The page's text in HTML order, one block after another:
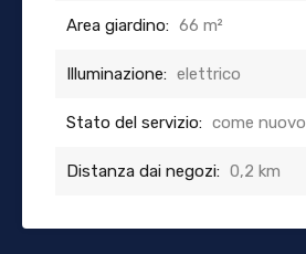
Area giardino: 66 m²
Illuminazione: elettrico
Stato del servizio: come nuovo
Distanza dai negozi: 0,2 km